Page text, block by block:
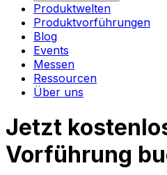
Produktwelten
Produktvorführungen
Blog
Events
Messen
Ressourcen
Über uns
Jetzt
Vorführung